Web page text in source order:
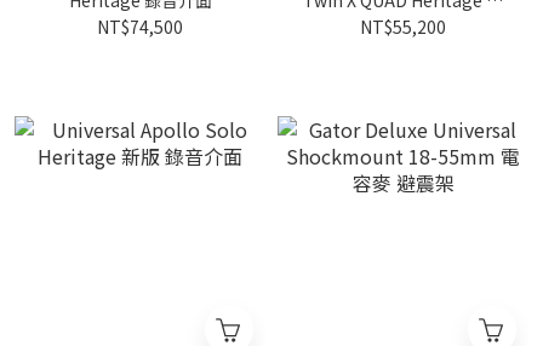
NT$74,500
音介面
NT$55,200